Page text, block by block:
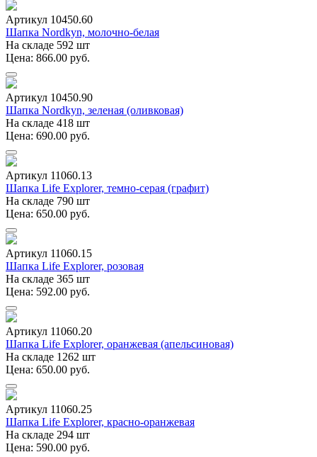
Артикул 10450.60
Шапка Nordkyn, молочно-белая
На складе 592 шт
Цена: 866.00 руб.
Артикул 10450.90
Шапка Nordkyn, зеленая (оливковая)
На складе 418 шт
Цена: 690.00 руб.
Артикул 11060.13
Шапка Life Explorer, темно-серая (графит)
На складе 790 шт
Цена: 650.00 руб.
Артикул 11060.15
Шапка Life Explorer, розовая
На складе 365 шт
Цена: 592.00 руб.
Артикул 11060.20
Шапка Life Explorer, оранжевая (апельсиновая)
На складе 1262 шт
Цена: 650.00 руб.
Артикул 11060.25
Шапка Life Explorer, красно-оранжевая
На складе 294 шт
Цена: 590.00 руб.